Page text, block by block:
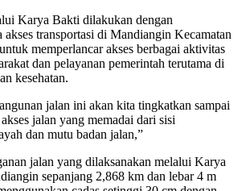
Karya Bakti dilakukan dengan
akses transportasi di Mandiangin Kecamatan
memperlancar akses berbagai aktivitas
dan pelayanan pemerintah terutama di
kesehatan.
jalan ini akan kita tingkatkan sampai
jalan yang memadai dari sisi
dan mutu badan jalan,”
jalan yang dilaksanakan melalui Karya
sepanjang 2,868 km dan lebar 4 m